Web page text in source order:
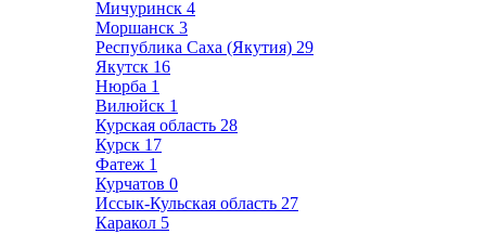
Мичуринск 4
Моршанск 3
Республика Саха (Якутия) 29
Якутск 16
Нюрба 1
Вилюйск 1
Курская область 28
Курск 17
Фатеж 1
Курчатов 0
Иссык-Кульская область 27
Каракол 5